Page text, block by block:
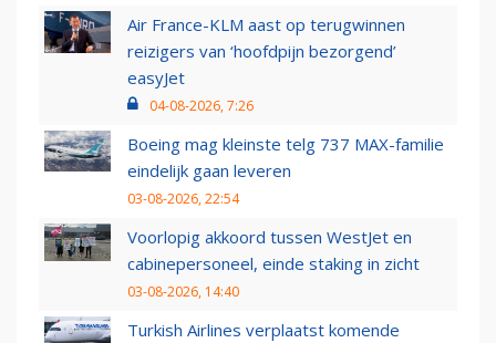
Air France-KLM aast op terugwinnen
reizigers van ‘hoofdpijn bezorgend’
easyJet
04-08-2026, 7:26
Boeing mag kleinste telg 737 MAX-familie
eindelijk gaan leveren
03-08-2026, 22:54
Voorlopig akkoord tussen WestJet en
cabinepersoneel, einde staking in zicht
03-08-2026, 14:40
Turkish Airlines verplaatst komende